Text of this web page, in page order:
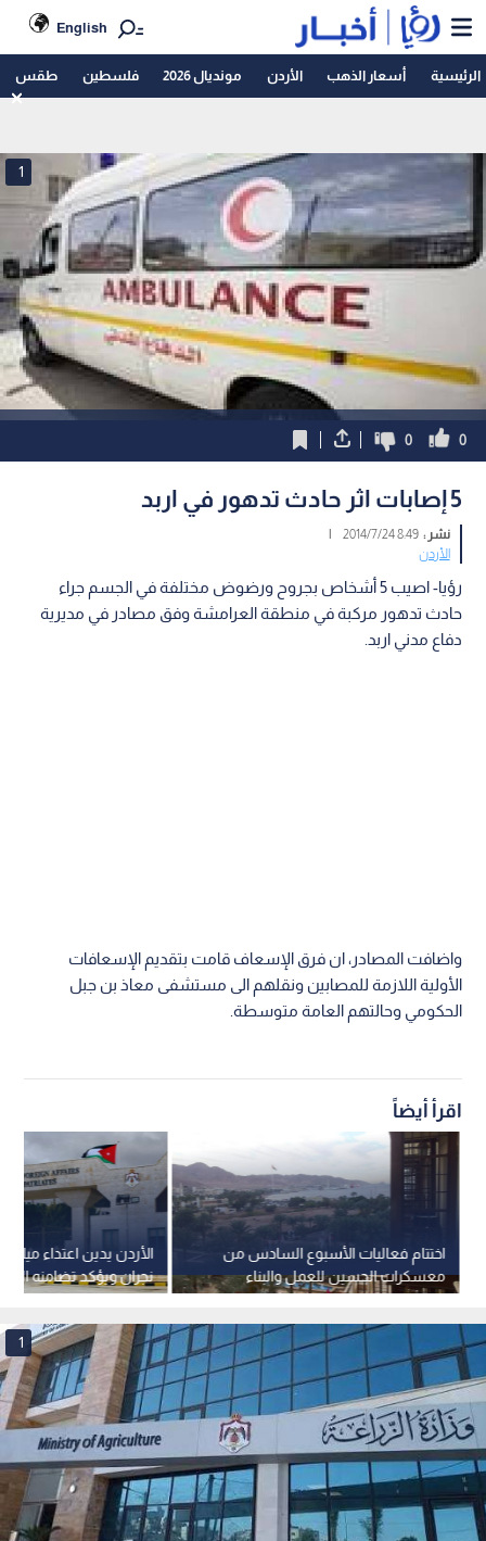
English
الرئيسية أسعار الذهب الأردن مونديال 2026 فلسطين طقس
1
0
0
5 إصابات اثر حادث تدهور في اربد
نشر :8:49 2014/7/24
|
الأردن
رؤيا- اصيب 5 أشخاص بجروح ورضوض مختلفة في الجسم جراء
حادث تدهور مركبة في منطقة العرامشة وفق مصادر في مديرية
دفاع مدني اربد.
واضافت المصادر، ان فرق الإسعاف قامت بتقديم الإسعافات
الأولية اللازمة للمصابين ونقلهم الى مستشفى معاذ بن جبل
الحكومي وحالتهم العامة متوسطة.
اقرأ أيضاً
الأردن يدين اعتداء
نجران ويؤكد تضامنه
السعودية
اختتام فعاليات الأسبوع السادس من
معسكرات الحسين للعمل والبناء
بالعقبة لعام 2026
1